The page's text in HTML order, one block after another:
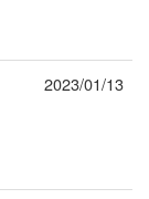
2023/01/13